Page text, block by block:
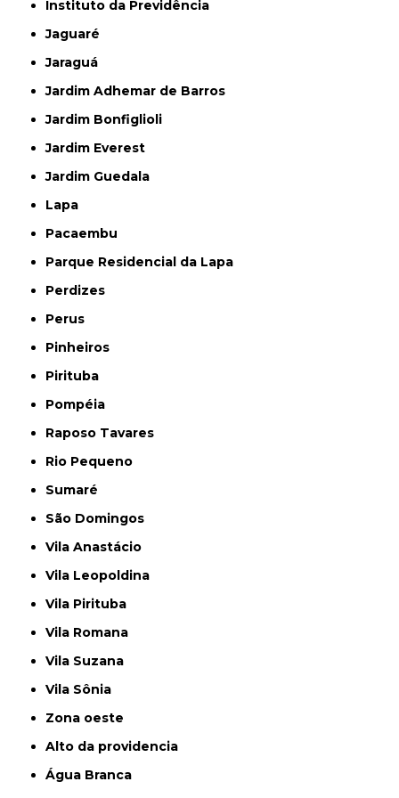
Instituto da Previdência
Jaguaré
Jaraguá
Jardim Adhemar de Barros
Jardim Bonfiglioli
Jardim Everest
Jardim Guedala
Lapa
Pacaembu
Parque Residencial da Lapa
Perdizes
Perus
Pinheiros
Pirituba
Pompéia
Raposo Tavares
Rio Pequeno
Sumaré
São Domingos
Vila Anastácio
Vila Leopoldina
Vila Pirituba
Vila Romana
Vila Suzana
Vila Sônia
Zona oeste
alto da providencia
Água Branca